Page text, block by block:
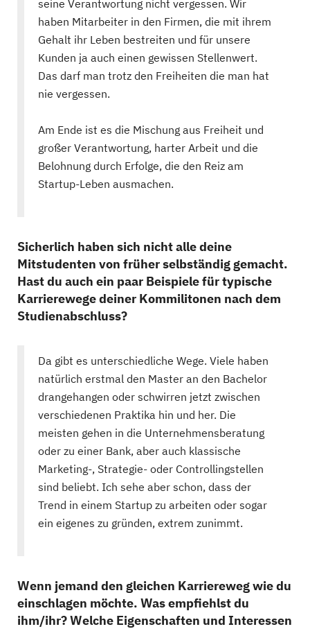
seine Verantwortung nicht vergessen. Wir
haben Mitarbeiter in den Firmen, die mit ihrem
Gehalt ihr Leben bestreiten und für unsere
Kunden ja auch einen gewissen Stellenwert.
Das darf man trotz den Freiheiten die man hat
nie vergessen.
Am Ende ist es die Mischung aus Freiheit und
großer Verantwortung, harter Arbeit und die
Belohnung durch Erfolge, die den Reiz am
Startup-Leben ausmachen.
Sicherlich haben sich nicht alle deine
Mitstudenten von früher selbständig gemacht.
Hast du auch ein paar Beispiele für typische
Karrierewege deiner Kommilitonen nach dem
Studienabschluss?
Da gibt es unterschiedliche Wege. Viele haben
natürlich erstmal den Master an den Bachelor
drangehangen oder schwirren jetzt zwischen
verschiedenen Praktika hin und her. Die
meisten gehen in die Unternehmensberatung
oder zu einer Bank, aber auch klassische
Marketing-, Strategie- oder Controllingstellen
sind beliebt. Ich sehe aber schon, dass der
Trend in einem Startup zu arbeiten oder sogar
ein eigenes zu gründen, extrem zunimmt.
Wenn jemand den gleichen Karriereweg wie du
einschlagen möchte. Was empfiehlst du
ihm/ihr? Welche Eigenschaften und Interessen